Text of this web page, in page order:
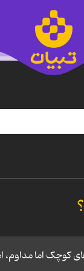
اما مداوم،